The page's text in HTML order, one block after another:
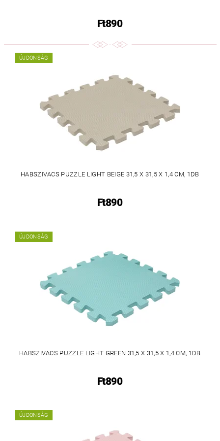
Ft890
ÚJDONSÁG
HABSZIVACS PUZZLE LIGHT BEIGE 31,5 X 31,5 X 1,4 CM, 1DB
Ft890
ÚJDONSÁG
HABSZIVACS PUZZLE LIGHT GREEN 31,5 X 31,5 X 1,4 CM, 1DB
Ft890
ÚJDONSÁG